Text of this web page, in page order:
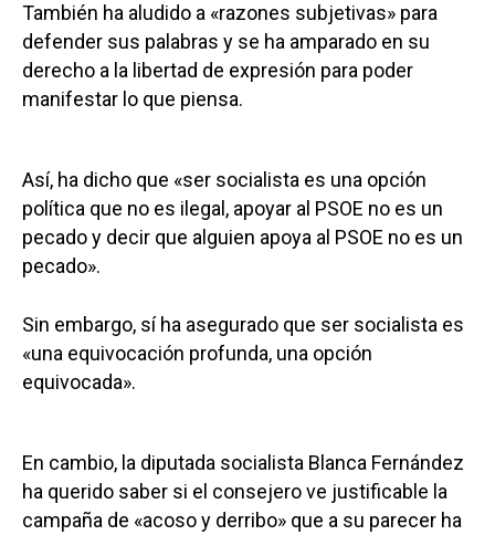
También ha aludido a «razones subjetivas» para
defender sus palabras y se ha amparado en su
derecho a la libertad de expresión para poder
manifestar lo que piensa.
Así, ha dicho que «ser socialista es una opción
política que no es ilegal, apoyar al PSOE no es un
pecado y decir que alguien apoya al PSOE no es un
pecado».
Sin embargo, sí ha asegurado que ser socialista es
«una equivocación profunda, una opción
equivocada».
En cambio, la diputada socialista Blanca Fernández
ha querido saber si el consejero ve justificable la
campaña de «acoso y derribo» que a su parecer ha